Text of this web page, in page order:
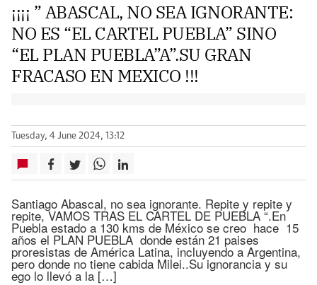
¡¡¡¡ ” ABASCAL, NO SEA IGNORANTE:
NO ES “EL CARTEL PUEBLA” SINO
“EL PLAN PUEBLA”A”.SU GRAN
FRACASO EN MEXICO !!!
Tuesday, 4 June 2024, 13:12
Santiago Abascal, no sea ignorante. Repite y repite y
repite, VAMOS TRAS EL CARTEL DE PUEBLA “.En
Puebla estado a 130 kms de México se creo hace 15
años el PLAN PUEBLA donde están 21 paises
proresistas de América Latina, incluyendo a Argentina,
pero donde no tiene cabida Milei..Su ignorancia y su
ego lo llevó a la […]